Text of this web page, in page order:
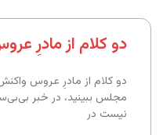
دو کلام از مادرِ
دو کلام از مادرِ عروس
مجلس ببینید، در خبر
نیست‎‎ در